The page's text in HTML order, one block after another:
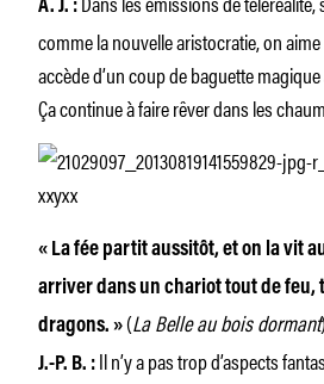
A. J. :
comme la nouvelle aristocratie, on aime
accède d’un coup de baguette
Ça continue à faire rêver dans les
« La fée partit aussitôt, et on la vit
arriver dans un chariot tout de feu,
dragons. »(La Belle au bois dormant)
J.-P. B. : Il n’y a pas trop d’aspects